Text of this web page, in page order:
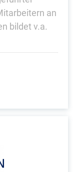
an
bildet v.a.